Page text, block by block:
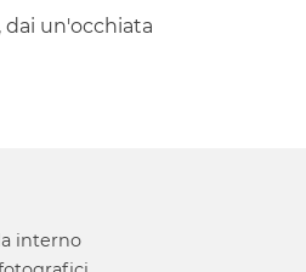
dai un'occhiata
interno